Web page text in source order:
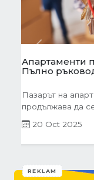
Готови
разстояние
Скъпи дами,
най-голямото
REKLAM